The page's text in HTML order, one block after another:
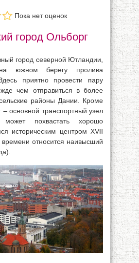
Пока нет оценок
город Ольборг
город северной Ютландии,
на южном берегу пролива
приятно провести пару
чем отправиться в более
районы Дании. Кроме
– основной транспортный узел
похвастать хорошо
историческим центром XVII
времени относится наивысший